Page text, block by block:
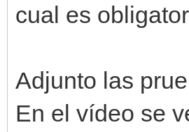
cual es
Adjunto las
En el vídeo se